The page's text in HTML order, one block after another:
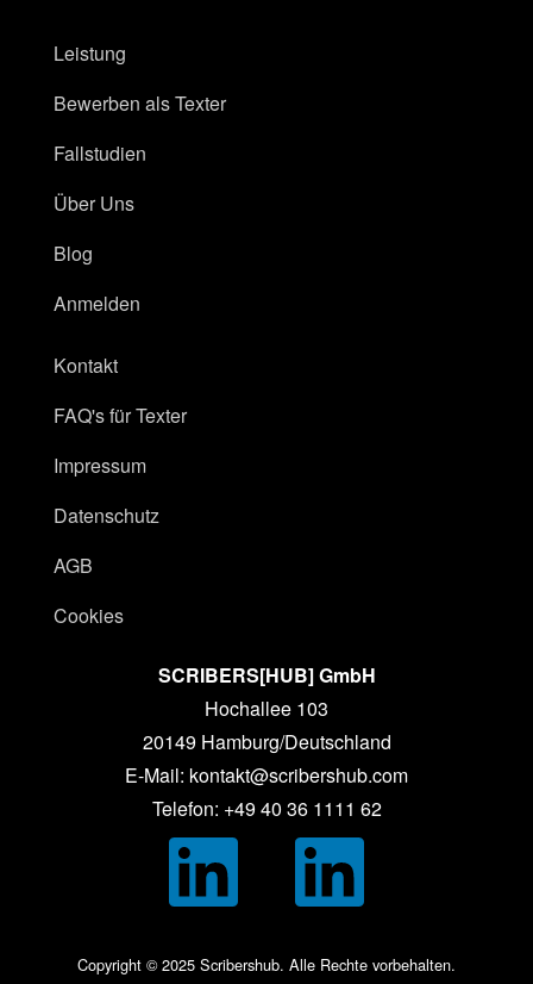
Leistung
Bewerben als Texter
Fallstudien
Über Uns
Blog
Anmelden
Kontakt
FAQ's für Texter
Impressum
Datenschutz
AGB
Cookies
SCRIBERS[HUB] GmbH
Hochallee 103
20149 Hamburg/Deutschland
E-Mail: kontakt@scribershub.com
Telefon: +49 40 36 1111 62
Copyright © 2025 Scribershub. Alle Rechte vorbehalten.